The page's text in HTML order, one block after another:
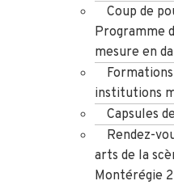
Coup de
Programme
mesure en
institutions
Capsules
Rendez-
arts de la
Montérégie